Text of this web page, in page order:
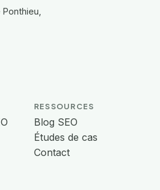
RESSOURCES
Blog SEO
Études de cas
Contact